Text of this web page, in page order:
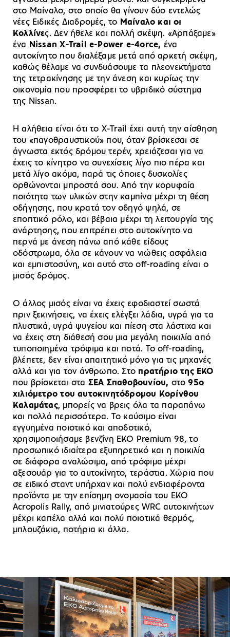
στο Μαίναλο, στο οποίο θα γίνουν δύο εντελώς
νέες Ειδικές Διαδρομές, το Μαίναλο και οι
Κολλίνες. Δεν ήθελε και πολλή σκέψη. «Αρπάξαμε»
ένα Nissan X-Trail e-Power e-4orce, ένα
αυτοκίνητο που διαλέξαμε μετά από αρκετή σκέψη,
καθώς θέλαμε να συνδυάσουμε τα πλεονεκτήματα
της τετρακίνησης με την άνεση και κυρίως την
οικονομία που προσφέρει το υβριδικό σύστημα
της Nissan.
Η αλήθεια είναι ότι το X-Trail έχει αυτή την αίσθηση
του «παγοθραυστικού» που, όταν βρίσκεσαι σε
άγνωστα εκτός δρόμου τερέν, χρειάζεσαι για να
έχεις το κίνητρο να συνεχίσεις λίγο πιο πέρα και
μετά λίγο ακόμα, παρά τις όποιες δυσκολίες
ορθώνονται μπροστά σου. Από την κορυφαία
ποιότητα των υλικών στην καμπίνα μέχρι τη θέση
οδήγησης, που κρατά τον οδηγό ψηλά, σε
εποπτικό ρόλο, και βέβαια μέχρι τη λειτουργία της
ανάρτησης, που επιτρέπει στο αυτοκίνητο να
περνά με άνεση πάνω από κάθε είδους
οδόστρωμα, όλα σε κάνουν να νιώθεις ασφάλεια
και εμπιστοσύνη, και αυτό στο off-roading είναι ο
μισός δρόμος.
Ο άλλος μισός είναι να έχεις εφοδιαστεί σωστά
πριν ξεκινήσεις, να έχεις ελέγξει λάδια, υγρά για τα
πλυστικά, υγρά ψυγείου και πίεση στα λάστιχα και
να έχεις στη διάθεσή σου μια μεγάλη ποικιλία από
τυποποιημένα τρόφιμα και ποτά. Το off-roading,
βλέπετε, δεν είναι απαιτητικό μόνο για τις μηχανές
αλλά και για τον άνθρωπο. Στο πρατήριο της ΕΚΟ
που βρίσκεται στα ΣΕΑ Σπαθοβουνίου, στο95ο
χιλιόμετρο του αυτοκινητόδρομου Κορίνθου
Καλαμάτας, μπορείς να βρεις όλα τα παραπάνω
και πολλά περισσότερα. Το καύσιμο είναι
εγγυημένα ποιοτικό και αποδοτικό,
χρησιμοποιήσαμε βενζίνη ΕΚΟ Premium 98, το
προσωπικό ιδιαίτερα εξυπηρετικό και η ποικιλία
σε διάφορα αναλώσιμα, από τρόφιμα μέχρι
αξεσουάρ για το αυτοκίνητο, τεράστια. Χώρια που
σε ειδικό σταντ υπήρχαν και πολύ ενδιαφέροντα
προϊόντα με την επίσημη ονομασία του EKO
Acropolis Rally, από μινιατούρες WRC αυτοκινήτων
μέχρι καπέλα αλλά και πολύ ποιοτικά θερμός,
μπλουζάκια, ποτήρια κι άλλα.